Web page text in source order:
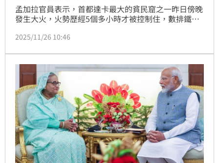
孟加拉官員表示，首都達卡最大的貧民窟之一昨日傍晚
發生大火，火勢歷經5個多小時才被控制住，數排鐵皮
因仍在調查中。
2025/11/26 10:46